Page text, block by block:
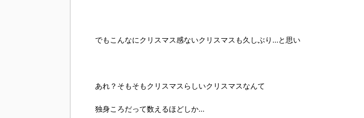
でもこんなにクリスマス感ないクリスマスも久しぶり…と思い
あれ？そもそもクリスマスらしいクリスマスなんて
独身ころだって数えるほどしか…